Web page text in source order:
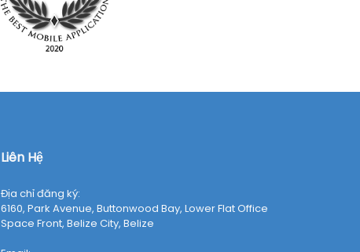
Liên Hệ
Địa chỉ đăng ký:
6160, Park Avenue, Buttonwood Bay, Lower Flat Office
Space Front, Belize City, Belize